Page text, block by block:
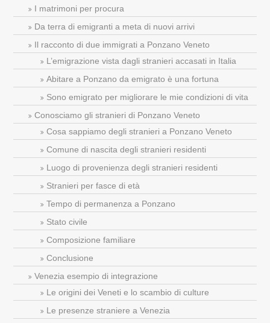
I matrimoni per procura
Da terra di emigranti a meta di nuovi arrivi
Il racconto di due immigrati a Ponzano Veneto
L’emigrazione vista dagli stranieri accasati in Italia
Abitare a Ponzano da emigrato è una fortuna
Sono emigrato per migliorare le mie condizioni di vita
Conosciamo gli stranieri di Ponzano Veneto
Cosa sappiamo degli stranieri a Ponzano Veneto
Comune di nascita degli stranieri residenti
Luogo di provenienza degli stranieri residenti
Stranieri per fasce di età
Tempo di permanenza a Ponzano
Stato civile
Composizione familiare
Conclusione
Venezia esempio di integrazione
Le origini dei Veneti e lo scambio di culture
Le presenze straniere a Venezia